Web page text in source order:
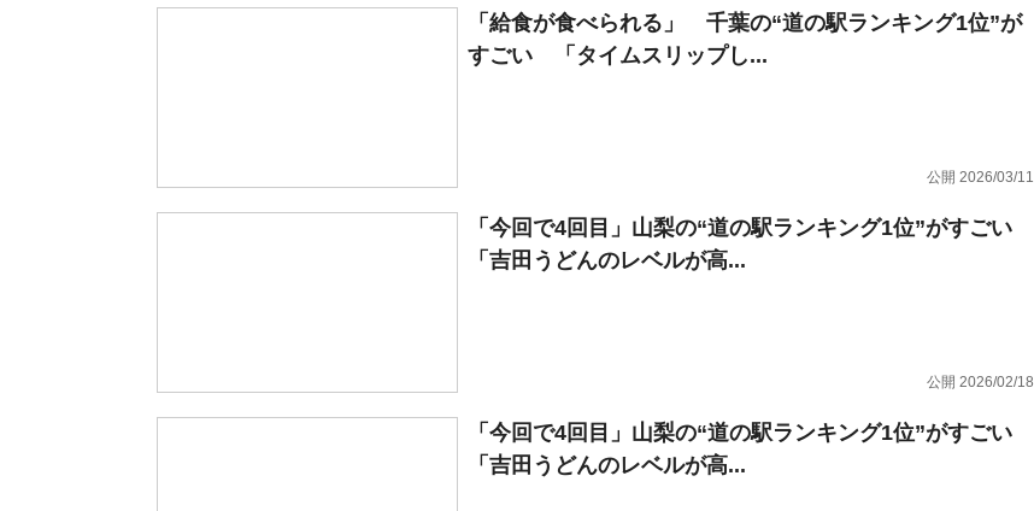
「給食が食べられる」 千葉の“道の駅ランキング1位”が
すごい 「タイムスリップし...
公開 2026/03/11
「今回で4回目」山梨の“道の駅ランキング1位”がすごい
「吉田うどんのレベルが高...
公開 2026/02/18
「今回で4回目」山梨の“道の駅ランキング1位”がすごい
「吉田うどんのレベルが高...